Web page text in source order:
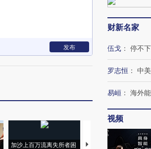
发布
加沙上百万流离失所者困
马航飞行员跨国走私7万
财新名家
伍戈 ： 停不
罗志恒 ： 中
易峘 ： 海外
视频